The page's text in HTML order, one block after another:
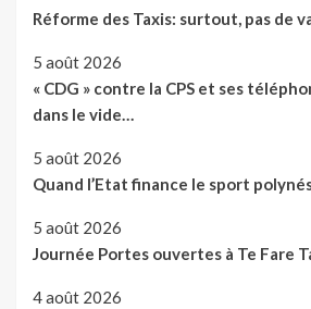
Réforme des Taxis: surtout, pas de
5 août 2026
« CDG » contre la CPS et ses
dans le vide…
5 août 2026
Quand l’Etat finance le sport
5 août 2026
Journée Portes ouvertes à Te Fare
4 août 2026